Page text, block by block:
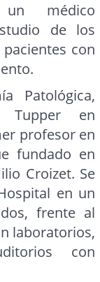
médico
de los
con
Patológica,
Tupper en
profesor en
fundado en
Croizet. Se
en un
frente al
laboratorios,
con